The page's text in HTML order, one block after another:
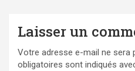
Laisser un
Votre adresse e-mail ne sera
obligatoires sont indiqués